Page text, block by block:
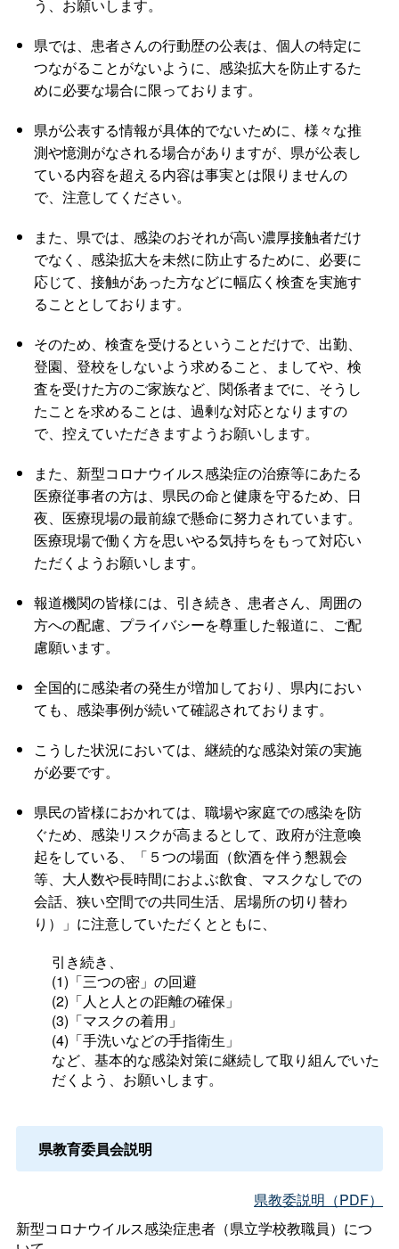
う、お願いします。
県では、患者さんの行動歴の公表は、個人の特定に
つながることがないように、感染拡大を防止するた
めに必要な場合に限っております。
県が公表する情報が具体的でないために、様々な推
測や憶測がなされる場合がありますが、県が公表し
ている内容を超える内容は事実とは限りませんの
で、注意してください。
また、県では、感染のおそれが高い濃厚接触者だけ
でなく、感染拡大を未然に防止するために、必要に
応じて、接触があった方などに幅広く検査を実施す
ることとしております。
そのため、検査を受けるということだけで、出勤、
登園、登校をしないよう求めること、ましてや、検
査を受けた方のご家族など、関係者までに、そうし
たことを求めることは、過剰な対応となりますの
で、控えていただきますようお願いします。
また、新型コロナウイルス感染症の治療等にあたる
医療従事者の方は、県民の命と健康を守るため、日
夜、医療現場の最前線で懸命に努力されています。
医療現場で働く方を思いやる気持ちをもって対応い
ただくようお願いします。
報道機関の皆様には、引き続き、患者さん、周囲の
方への配慮、プライバシーを尊重した報道に、ご配
慮願います。
全国的に感染者の発生が増加しており、県内におい
ても、感染事例が続いて確認されております。
こうした状況においては、継続的な感染対策の実施
が必要です。
県民の皆様におかれては、職場や家庭での感染を防
ぐため、感染リスクが高まるとして、政府が注意喚
起をしている、「５つの場面（飲酒を伴う懇親会
等、大人数や長時間におよぶ飲食、マスクなしでの
会話、狭い空間での共同生活、居場所の切り替わ
り）」に注意していただくとともに、
引き続き、
(1)「三つの密」の回避
(2)「人と人との距離の確保」
(3)「マスクの着用」
(4)「手洗いなどの手指衛生」
など、基本的な感染対策に継続して取り組んでいた
だくよう、お願いします。
県教育委員会説明
県教委説明（PDF）
新型コロナウイルス感染症患者（県立学校教職員）につ